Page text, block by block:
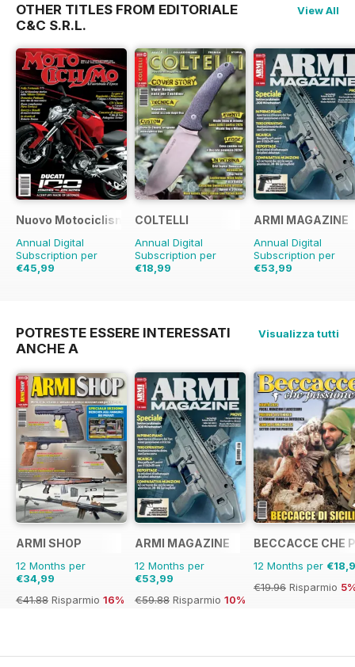
OTHER TITLES FROM EDITORIALE
C&C S.R.L.
View All
Nuovo Motociclismo e Fuoristrada d'Epoca
Annual Digital
Subscription per
€45,99
COLTELLI
Annual Digital
Subscription per
€18,99
ARMI MAGAZINE
Annual Digital
Subscription per
€53,99
POTRESTE ESSERE INTERESSATI
ANCHE A
Visualizza tutti
ARMI SHOP
12 Months per
€34,99
€41.88 Risparmio 16%
ARMI MAGAZINE
12 Months per
€53,99
€59.88 Risparmio 10%
BECCACCE CHE
12 Months per
€19.96 Risparmio